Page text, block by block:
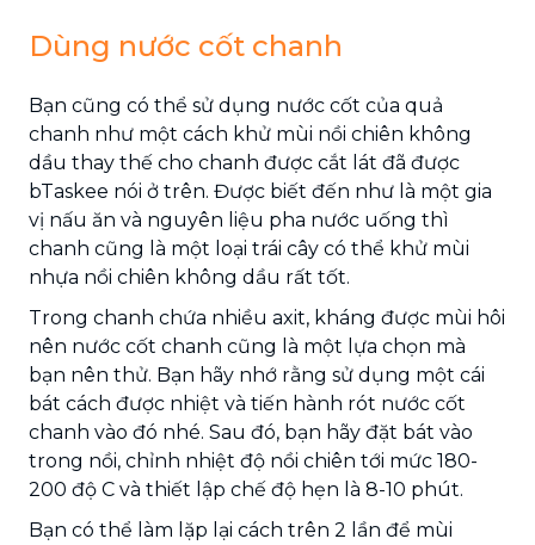
Dùng nước cốt chanh
Bạn cũng có thể sử dụng nước cốt của quả
chanh như một cách khử mùi nồi chiên không
dầu thay thế cho chanh được cắt lát đã được
bTaskee nói ở trên. Được biết đến như là một gia
vị nấu ăn và nguyên liệu pha nước uống thì
chanh cũng là một loại trái cây có thể khử mùi
nhựa nồi chiên không dầu rất tốt.
Trong chanh chứa nhiều axit, kháng được mùi hôi
nên nước cốt chanh cũng là một lựa chọn mà
bạn nên thử. Bạn hãy nhớ rằng sử dụng một cái
bát cách được nhiệt và tiến hành rót nước cốt
chanh vào đó nhé. Sau đó, bạn hãy đặt bát vào
trong nồi, chỉnh nhiệt độ nồi chiên tới mức 180-
200 độ C và thiết lập chế độ hẹn là 8-10 phút.
Bạn có thể làm lặp lại cách trên 2 lần để mùi